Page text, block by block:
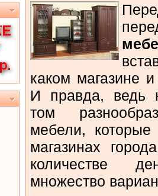
каком магазине
И правда, ведь
том
мебели,
магазинах
количестве
множество